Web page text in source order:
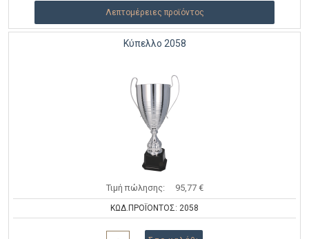
Λεπτομέρειες προϊόντος
Κύπελλο 2058
Τιμή πώλησης: 95,77 €
ΚΩΔ.ΠΡΟΪΟΝΤΟΣ: 2058